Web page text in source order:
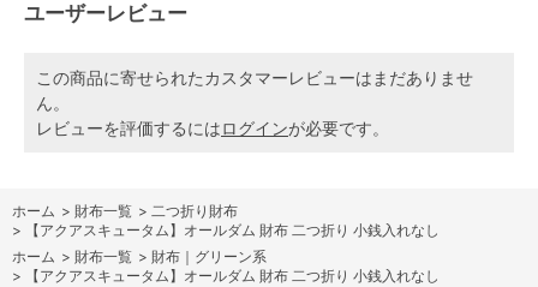
ユーザーレビュー
この商品に寄せられたカスタマーレビューはまだありませ
ん。
レビューを評価するにはログインが必要です。
ホーム > 財布一覧 > 二つ折り財布
>
【アクアスキュータム】オールダム 財布 二つ折り 小銭入れなし
ホーム > 財布一覧 > 財布｜グリーン系
>
【アクアスキュータム】オールダム 財布 二つ折り 小銭入れなし